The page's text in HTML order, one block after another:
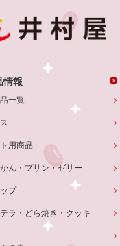
情報
一覧
用商品
ん・プリン・ゼリー
プ
ラ・どら焼き・クッキ